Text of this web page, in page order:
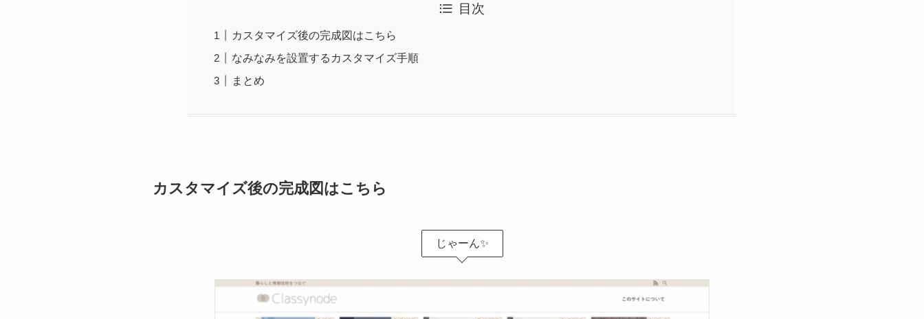
目次
カスタマイズ後の完成図はこちら
なみなみを設置するカスタマイズ手順
まとめ
カスタマイズ後の完成図はこちら
じゃーん✨